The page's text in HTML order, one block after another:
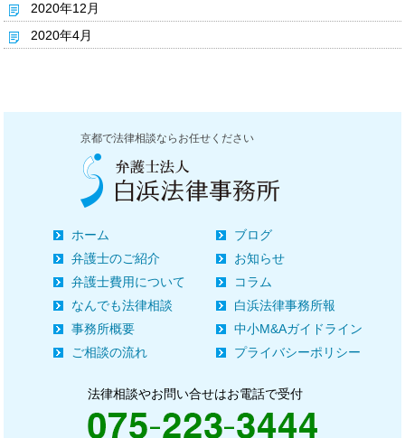
2020年12月
2020年4月
京都で法律相談ならお任せください
ホーム
弁護士のご紹介
弁護士費用について
なんでも法律相談
事務所概要
ご相談の流れ
ブログ
お知らせ
コラム
白浜法律事務所報
中小M&Aガイドライン
プライバシーポリシー
法律相談やお問い合せはお電話で受付